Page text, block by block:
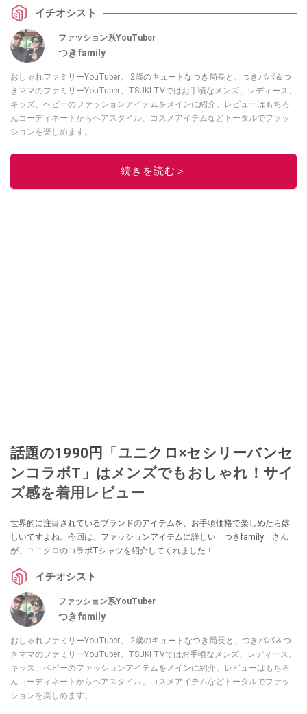
イチオシスト
ファッション系YouTuber
つきfamily
おしゃれファミリーYouTuber。 2歳のキュートなつき局長と、つきパパ＆つ
きママのファミリーYouTuber。TSUKI TVではお手頃なメンズ、レディース、
キッズ、ベビーのファッションアイテムをメインに紹介。レビューはもちろ
んコーディネートからヘアスタイル、コスメアイテムなどトータルでファッ
ションを楽しめます。
このイチオシストの他の記事を読む
続きを読む＞
話題の1990円「ユニクロ×セシリーバンセ
ンコラボT」はメンズでもおしゃれ！サイ
ズ感を着用レビュー
世界的に注目されているブランドのアイテムを、お手頃価格で楽しめたら嬉
しいですよね。今回は、ファッションアイテムに詳しい「つきfamily」さん
が、ユニクロのコラボTシャツを紹介してくれました！
イチオシスト
ファッション系YouTuber
つきfamily
おしゃれファミリーYouTuber。 2歳のキュートなつき局長と、つきパパ＆つ
きママのファミリーYouTuber。TSUKI TVではお手頃なメンズ、レディース、
キッズ、ベビーのファッションアイテムをメインに紹介。レビューはもちろ
んコーディネートからヘアスタイル、コスメアイテムなどトータルでファッ
ションを楽しめます。